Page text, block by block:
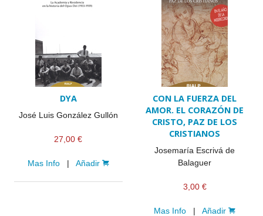
DYA
José Luis González Gullón
27,00 €
Mas Info| Añadir
CON LA FUERZA DEL
AMOR. EL CORAZÓN DE
CRISTO, PAZ DE LOS
CRISTIANOS
Josemaría Escrivá de
Balaguer
3,00 €
Mas Info |Añadir